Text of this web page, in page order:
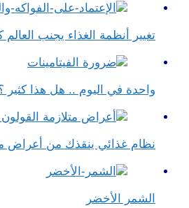
تغيير أنظمة الغذاء يجنب العالم
واحدة في اليوم .. هل هذا كثير
نظام غذائي ينقذك من أعراض
الشمر الأخضر